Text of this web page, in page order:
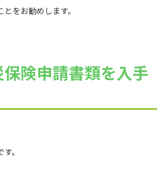
とをお勧めします。
険申請書類を入手
。